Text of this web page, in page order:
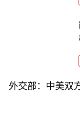
外交部：中美双